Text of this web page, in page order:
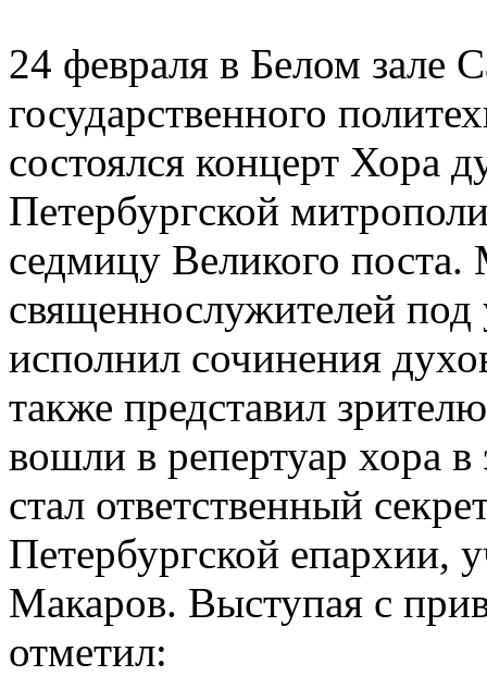
24 февраля в Белом зале
государственного
состоялся концерт Хора
Петербургской
седмицу Великого
священнослужителей
исполнил сочинения
также представил
вошли в репертуар хора
стал ответственный
Петербургской епархии,
Макаров. Выступая с
отметил: